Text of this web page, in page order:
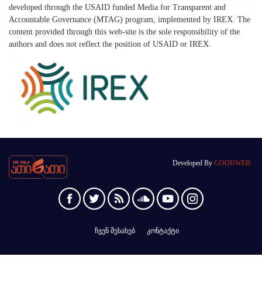
developed through the USAID funded Media for Transparent and
Accountable Governance (MTAG) program, implemented by IREX. The
content provided through this web-site is the sole responsibility of the
authors and does not reflect the position of USAID or IREX.
Developed By GOODWEB
ჩვენ შესახებ კონტაქტი